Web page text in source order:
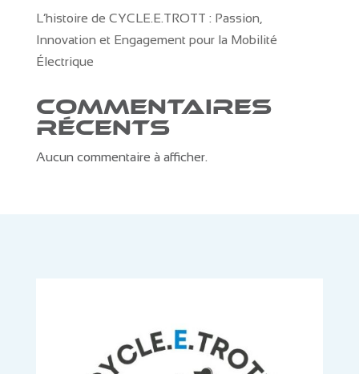
L’histoire de CYCLE.E.TROTT : Passion,
Innovation et Engagement pour la Mobilité
Électrique
Commentaires
récents
Aucun commentaire à afficher.